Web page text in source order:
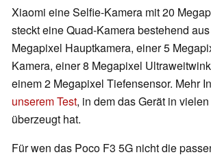
Xiaomi eine Selfie-Kamera mit 20
steckt eine Quad-Kamera bestehend
Megapixel Hauptkamera, einer 5
Kamera, einer 8 Megapixel
einem 2 Megapixel Tiefensensor. Mehr
unserem Test, in dem das Gerät in
überzeugt hat.
Für wen das Poco F3 5G nicht die